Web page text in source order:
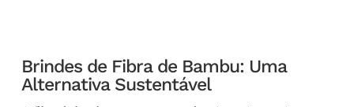
Brindes de Fibra de Bambu: Uma
Alternativa Sustentável